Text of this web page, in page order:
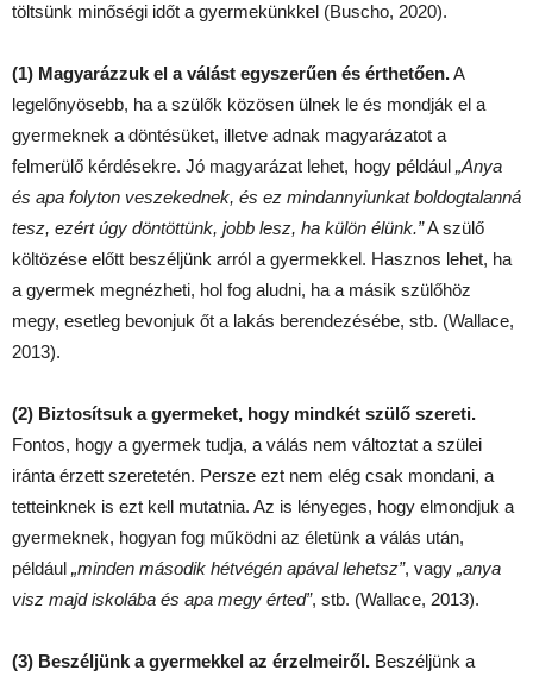
töltsünk minőségi időt a gyermekünkkel (Buscho, 2020).
(1) Magyarázzuk el a válást egyszerűen és érthetően.A
legelőnyösebb, ha a szülők közösen ülnek le és mondják el a
gyermeknek a döntésüket, illetve adnak magyarázatot a
felmerülő kérdésekre. Jó magyarázat lehet, hogy például „Anya
és apa folyton veszekednek, és ez mindannyiunkat boldogtalanná
tesz, ezért úgy döntöttünk, jobb lesz, ha külön élünk.”A szülő
költözése előtt beszéljünk arról a gyermekkel. Hasznos lehet, ha
a gyermek megnézheti, hol fog aludni, ha a másik szülőhöz
megy, esetleg bevonjuk őt a lakás berendezésébe, stb. (Wallace,
2013).
(2) Biztosítsuk a gyermeket, hogy mindkét szülő szereti.
Fontos, hogy a gyermek tudja, a válás nem változtat a szülei
iránta érzett szeretetén. Persze ezt nem elég csak mondani, a
tetteinknek is ezt kell mutatnia. Az is lényeges, hogy elmondjuk a
gyermeknek, hogyan fog működni az életünk a válás után,
például „minden második hétvégén apával lehetsz”, vagy „anya
visz majd iskolába és apa megy érted”, stb. (Wallace, 2013).
(3) Beszéljünk a gyermekkel az érzelmeiről. Beszéljünk a